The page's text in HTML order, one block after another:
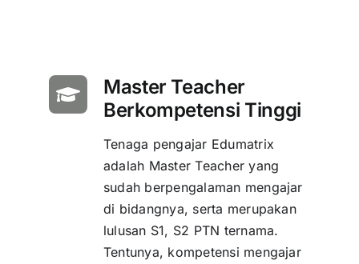
Master Teacher
Berkompetensi Tinggi
Tenaga pengajar Edumatrix
adalah Master Teacher yang
sudah berpengalaman mengajar
di bidangnya, serta merupakan
lulusan S1, S2 PTN ternama.
Tentunya, kompetensi mengajar